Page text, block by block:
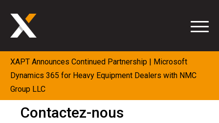
Aller
contenu
XAPT Announces Continued Partnership | Microsoft
Dynamics 365 for Heavy Equipment Dealers with NMC
Group LLC
Contactez-nous